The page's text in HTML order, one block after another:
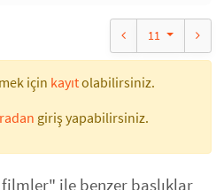
11
için kayıtolabilirsiniz.
giriş yapabilirsiniz.
ile benzer başlıklar